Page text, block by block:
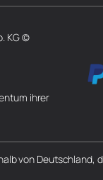
KG ©
ihrer
von Deutschland,